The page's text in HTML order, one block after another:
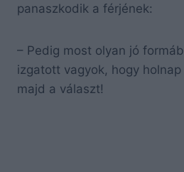
panaszkodik a férjének:
– Pedig most olyan jó
izgatott vagyok, hogy
majd a választ!